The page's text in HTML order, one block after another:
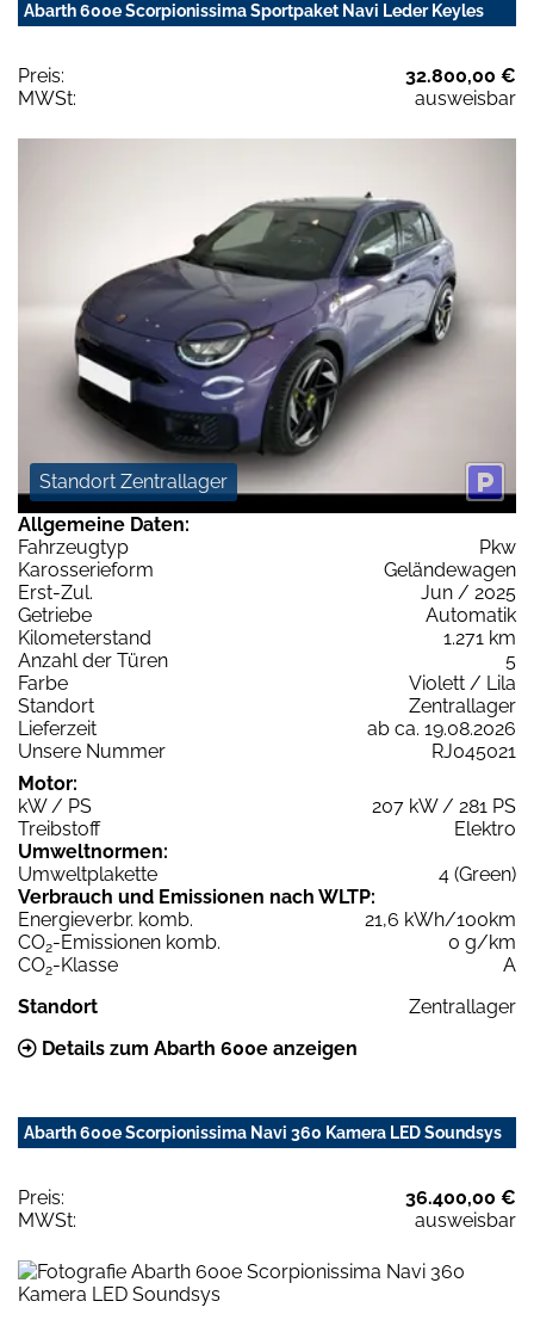
Abarth 600e Scorpionissima Sportpaket Navi Leder Keyles
Preis:
32.800,00 €
MWSt:
ausweisbar
Standort Zentrallager
Allgemeine Daten:
Fahrzeugtyp
Pkw
Karosserieform
Geländewagen
Erst-Zul.
Jun / 2025
Getriebe
Automatik
Kilometerstand
1.271 km
Anzahl der Türen
5
Farbe
Violett / Lila
Standort
Zentrallager
Lieferzeit
ab ca. 19.08.2026
Unsere Nummer
RJ045021
Motor:
kW / PS
207 kW / 281 PS
Treibstoff
Elektro
Umweltnormen:
Umweltplakette
4 (Green)
Verbrauch und Emissionen nach WLTP:
Energieverbr. komb.
21,6 kWh/100km
CO2-Emissionen komb.
0 g/km
CO2-Klasse
A
Standort
Zentrallager
Details zum Abarth 600e anzeigen
Abarth 600e Scorpionissima Navi 360 Kamera LED Soundsys
Preis:
36.400,00 €
MWSt:
ausweisbar